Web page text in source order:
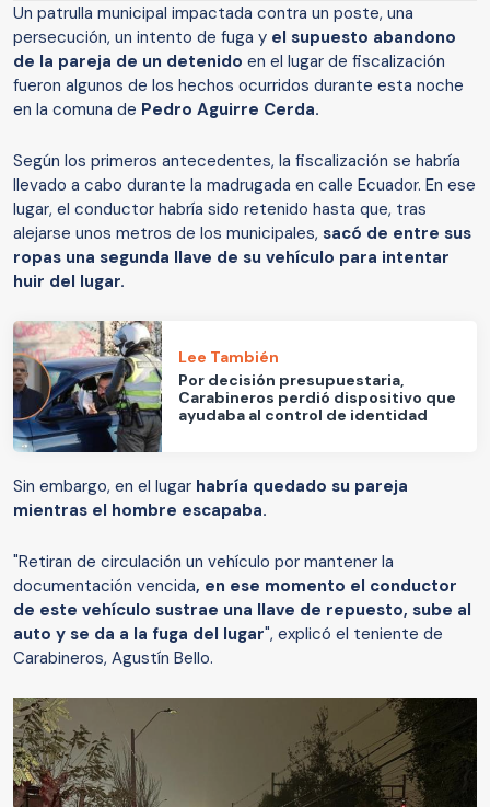
Un patrulla municipal impactada contra un poste, una
persecución, un intento de fuga y el supuesto abandono
de la pareja de un detenido en el lugar de fiscalización
fueron algunos de los hechos ocurridos durante esta noche
en la comuna de Pedro Aguirre Cerda.
Según los primeros antecedentes, la fiscalización se habría
llevado a cabo durante la madrugada en calle Ecuador. En ese
lugar, el conductor habría sido retenido hasta que, tras
alejarse unos metros de los municipales, sacó de entre sus
ropas una segunda llave de su vehículo para intentar
huir del lugar.
Lee También
Por decisión presupuestaria,
Carabineros perdió dispositivo que
ayudaba al control de identidad
Sin embargo, en el lugar habría quedado su pareja
mientras el hombre escapaba.
"Retiran de circulación un vehículo por mantener la
documentación vencida, en ese momento el conductor
de este vehículo sustrae una llave de repuesto, sube al
auto y se da a la fuga del lugar", explicó el teniente de
Carabineros, Agustín Bello.